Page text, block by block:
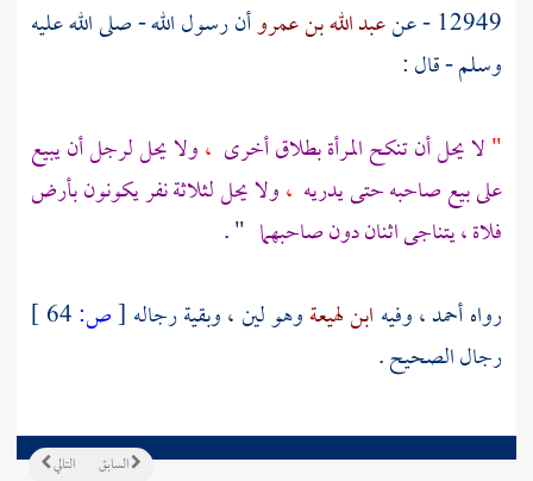
12949 - عن
عبد الله بن عمروأن رسول الله - صلى الله عليه
وسلم - قال :
"لا يحل أن تنكح المرأة بطلاق أخرى ،ولا يحل لرجل أن يبيع
على بيع صاحبه حتى يدريه ،ولا يحل لثلاثة نفر يكونون بأرض
فلاة ، يتناجى اثنان دون صاحبهما " .
رواهأحمد، وفيه ابن لهيعةوهو لين ، وبقية رجاله [ص:
رجال الصحيح .
التالي السابق